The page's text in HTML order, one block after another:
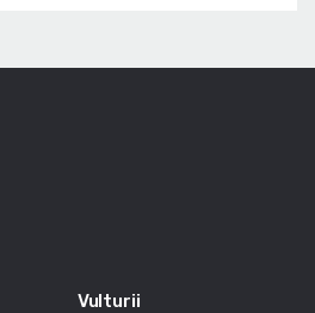
Vulturii